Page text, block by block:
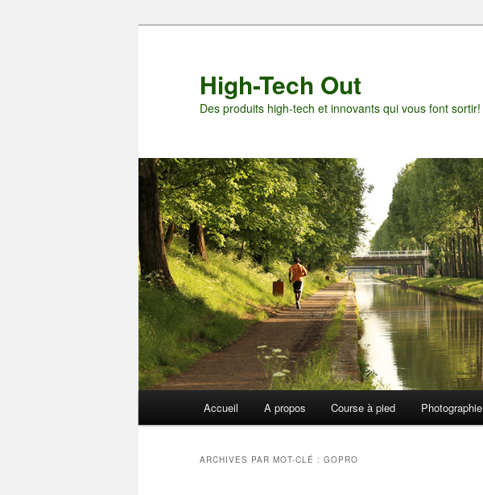
High-Tech Out
Des produits high-tech et innovants qui vous font sortir!
Accueil A propos Course à pied Photographie
ARCHIVES PAR MOT-CLÉ : GOPRO